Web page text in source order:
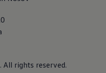
heb je de mogelijkheid
onze digitale
rights reserved.